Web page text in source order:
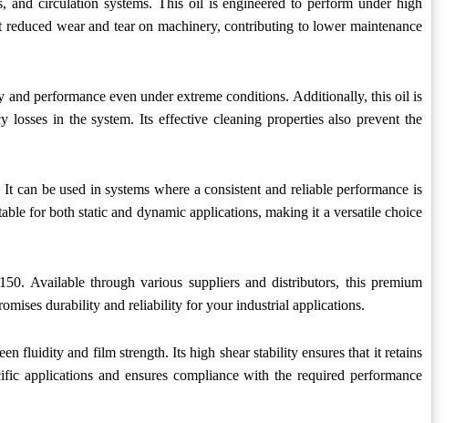
circulation systems. This oil is engineered to perform under high
wear and tear on machinery, contributing to lower maintenance
performance even under extreme conditions. Additionally, this oil is
in the system. Its effective cleaning properties also prevent the
be used in systems where a consistent and reliable performance is
for both static and dynamic applications, making it a versatile choice
Available through various suppliers and distributors, this premium
durability and reliability for your industrial applications.
fluidity and film strength. Its high shear stability ensures that it retains
applications and ensures compliance with the required performance